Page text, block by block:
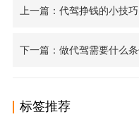
上一篇：代驾挣钱的小技巧
下一篇：做代驾需要什么
标签推荐